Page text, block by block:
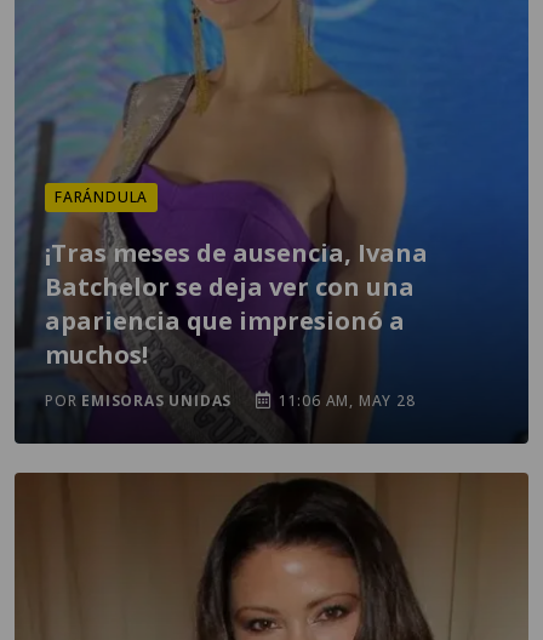
FARÁNDULA
¡Tras meses de ausencia, Ivana
Batchelor se deja ver con una
apariencia que impresionó a
muchos!
POR EMISORAS UNIDAS 11:06 AM, MAY 28